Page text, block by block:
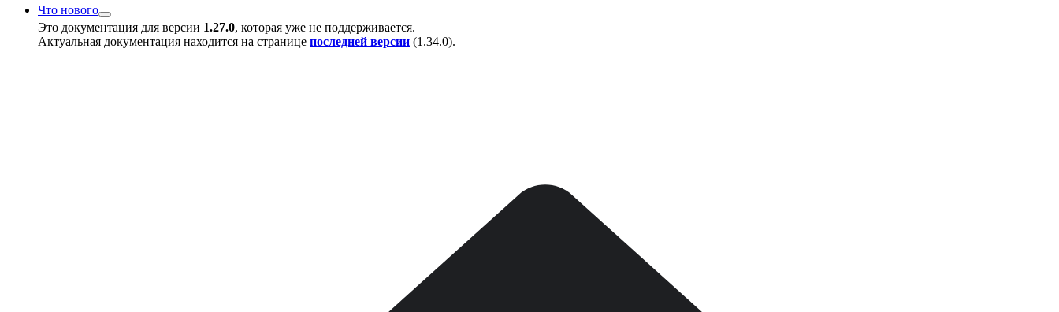
Что нового
Это документация для версии 1.27.0, которая уже не поддерживается.
Актуальная документация находится на странице последней версии (1.34.0).